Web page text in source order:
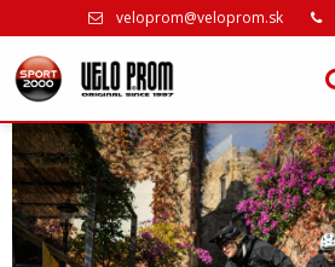
veloprom@veloprom.sk